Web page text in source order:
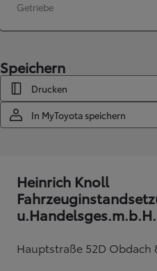
Getriebe
Speichern
Drucken
In MyToyota speichern
Heinrich Knoll
u.Handelsges.m.b.H.
Hauptstraße 52D Obdach